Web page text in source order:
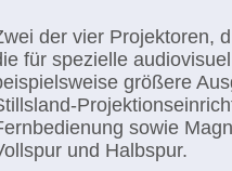
der vier Projektoren,
für spezielle
größere
sowie
und Halbspur.